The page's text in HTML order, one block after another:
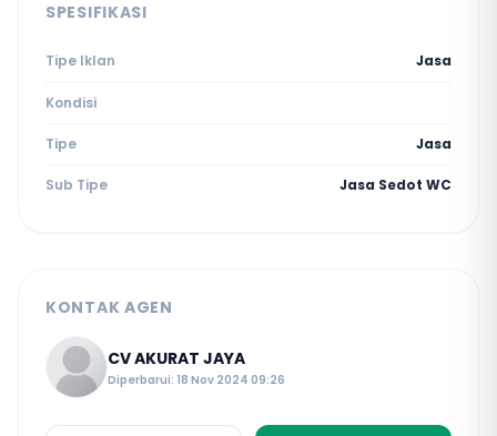
SPESIFIKASI
Tipe Iklan Jasa
Kondisi
Tipe Jasa
Sub Tipe Jasa Sedot WC
KONTAK AGEN
CV AKURAT JAYA
Diperbarui: 18 Nov 2024 09:26